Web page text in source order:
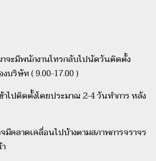
าจะมีพนักงานโทรกลับไปนัดวันติดตั้ง
งบริษัท ( 9.00-17.00 )
าไปติดตั้งโดยประมาณ 2-4 วันทำการ หลัง
มีคลาดเคลื่อนไปบ้างตามสภาพการจราจร